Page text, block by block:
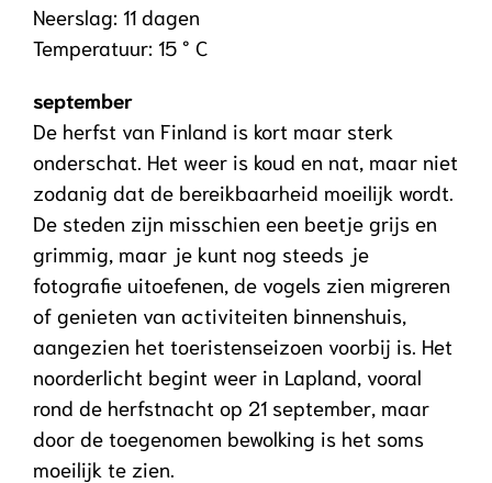
Neerslag: 11 dagen
Temperatuur: 15 ° C
september
De herfst van Finland is kort maar sterk
onderschat. Het weer is koud en nat, maar niet
zodanig dat de bereikbaarheid moeilijk wordt.
De steden zijn misschien een beetje grijs en
grimmig, maar je kunt nog steeds je
fotografie uitoefenen, de vogels zien migreren
of genieten van activiteiten binnenshuis,
aangezien het toeristenseizoen voorbij is. Het
noorderlicht begint weer in Lapland, vooral
rond de herfstnacht op 21 september, maar
door de toegenomen bewolking is het soms
moeilijk te zien.